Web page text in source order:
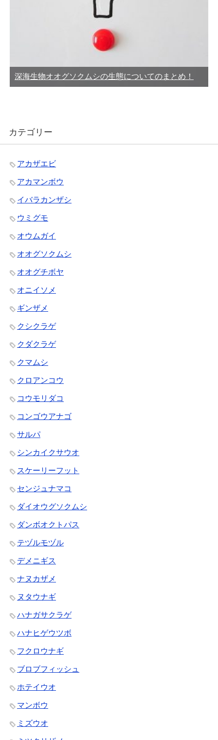
深海生物オオグソクムシの生態についてのまとめ！
カテゴリー
アカザエビ
アカマンボウ
イバラカンザシ
ウミグモ
オウムガイ
オオグソクムシ
オオグチボヤ
オニイソメ
ギンザメ
クシクラゲ
クダクラゲ
クマムシ
クロアンコウ
コウモリダコ
コンゴウアナゴ
サルパ
シンカイクサウオ
スケーリーフット
センジュナマコ
ダイオウグソクムシ
ダンボオクトパス
テヅルモヅル
デメニギス
ナヌカザメ
ヌタウナギ
ハナガサクラゲ
ハナヒゲウツボ
フクロウナギ
ブロブフィッシュ
ホテイウオ
マンボウ
ミズウオ